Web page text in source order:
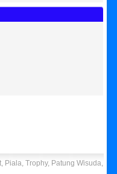
Piala, Trophy, Patung Wisuda,